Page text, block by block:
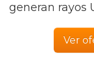
generan rayos
Ver